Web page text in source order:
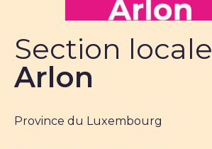
Section locale
Arlon
Province du Luxembourg